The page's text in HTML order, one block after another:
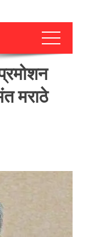
मराठे